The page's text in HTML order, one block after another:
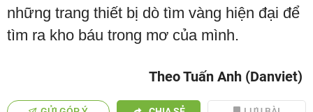
những trang thiết bị dò tìm vàng hiện đại để
tìm ra kho báu trong mơ của mình.
Theo Tuấn Anh (Danviet)